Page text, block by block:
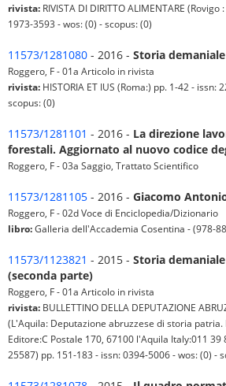
rivista: RIVISTA DI DIRITTO ALIMENTARE
1973-3593 - wos: (0) - scopus: (0)
11573/1281080 - 2016 - Storia
Roggero, F - 01a Articolo in rivista
rivista: HISTORIA ET IUS (Roma:) pp. 1-42 - issn:
scopus: (0)
11573/1281101 - 2016 - La direzione
forestali. Aggiornato al nuovo codice
Roggero, F - 03a Saggio, Trattato Scientifico
11573/1281105 - 2016 - Giacomo
Roggero, F - 02d Voce di Enciclopedia/Dizionario
libro:Galleria dell'Accademia Cosentina - (978-
11573/1123821 - 2015 - Storia
(seconda parte)
Roggero, F - 01a Articolo in rivista
rivista: BULLETTINO DELLA DEPUTAZIONE
(L'Aquila: Deputazione abruzzese di storia patria.
Editore:C Postale 170, 67100 l'Aquila Italy:011 39
25587) pp. 151-183 - issn: 0394-5006 - wos: (0) -